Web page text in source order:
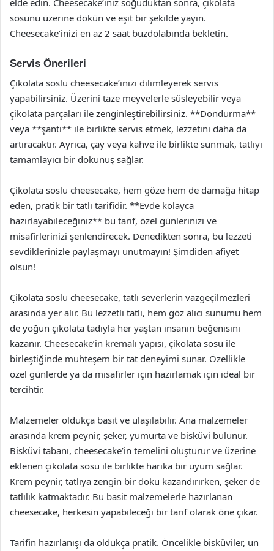
sosunu üzerine dökün ve eşit bir şekilde yayın.
Cheesecake’inizi en az 2 saat buzdolabında bekletin.
Servis Önerileri
Çikolata soslu cheesecake’inizi dilimleyerek servis
yapabilirsiniz. Üzerini taze meyvelerle süsleyebilir veya
çikolata parçaları ile zenginleştirebilirsiniz. **Dondurma**
veya **şanti** ile birlikte servis etmek, lezzetini daha da
artıracaktır. Ayrıca, çay veya kahve ile birlikte sunmak, tatlıyı
tamamlayıcı bir dokunuş sağlar.
Çikolata soslu cheesecake, hem göze hem de damağa hitap
eden, pratik bir tatlı tarifidir. **Evde kolayca
hazırlayabileceğiniz** bu tarif, özel günlerinizi ve
misafirlerinizi şenlendirecek. Denedikten sonra, bu lezzeti
sevdiklerinizle paylaşmayı unutmayın! Şimdiden afiyet
olsun!
Çikolata soslu cheesecake, tatlı severlerin vazgeçilmezleri
arasında yer alır. Bu lezzetli tatlı, hem göz alıcı sunumu hem
de yoğun çikolata tadıyla her yaştan insanın beğenisini
kazanır. Cheesecake’in kremalı yapısı, çikolata sosu ile
birleştiğinde muhteşem bir tat deneyimi sunar. Özellikle
özel günlerde ya da misafirler için hazırlamak için ideal bir
tercihtir.
Malzemeler oldukça basit ve ulaşılabilir. Ana malzemeler
arasında krem peynir, şeker, yumurta ve bisküvi bulunur.
Bisküvi tabanı, cheesecake’in temelini oluşturur ve üzerine
eklenen çikolata sosu ile birlikte harika bir uyum sağlar.
Krem peynir, tatlıya zengin bir doku kazandırırken, şeker de
tatlılık katmaktadır. Bu basit malzemelerle hazırlanan
cheesecake, herkesin yapabileceği bir tarif olarak öne çıkar.
Tarifin hazırlanışı da oldukça pratik. Öncelikle bisküviler, un